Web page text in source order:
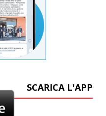
SCARICA L'APP